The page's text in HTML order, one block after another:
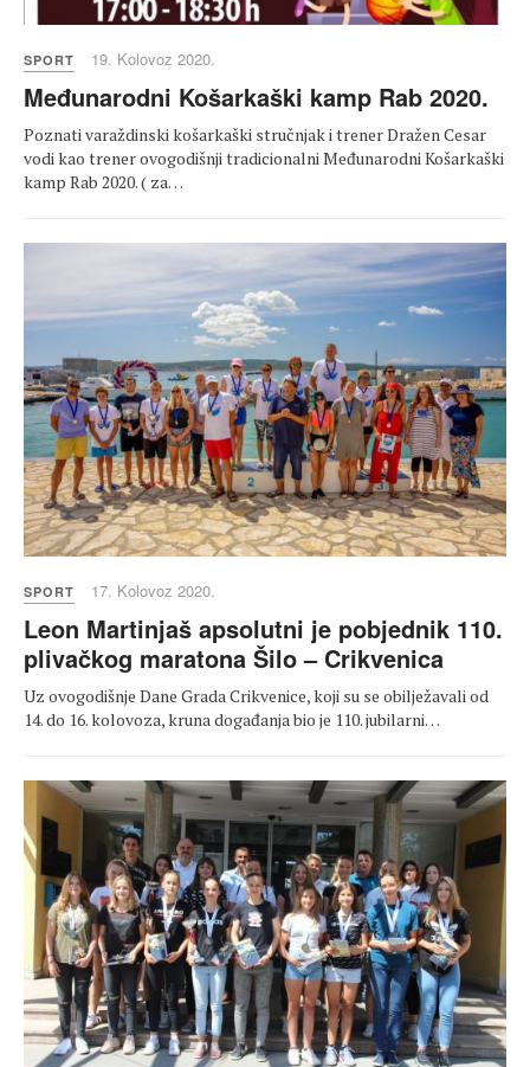
SPORT 19. Kolovoz 2020.
Međunarodni Košarkaški kamp Rab 2020.
Poznati varaždinski košarkaški stručnjak i trener Dražen Cesar
vodi kao trener ovogodišnji tradicionalni Međunarodni Košarkaški
kamp Rab 2020. ( za…
SPORT 17. Kolovoz 2020.
Leon Martinjaš apsolutni je pobjednik 110.
plivačkog maratona Šilo – Crikvenica
Uz ovogodišnje Dane Grada Crikvenice, koji su se obilježavali od
14. do 16. kolovoza, kruna događanja bio je 110. jubilarni…